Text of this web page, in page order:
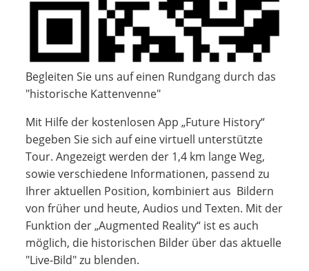
Begleiten Sie uns auf einen Rundgang durch das
"historische Kattenvenne"
Mit Hilfe der kostenlosen App „Future History“
begeben Sie sich auf eine virtuell unterstützte
Tour. Angezeigt werden der 1,4 km lange Weg,
sowie verschiedene Informationen, passend zu
Ihrer aktuellen Position, kombiniert aus Bildern
von früher und heute, Audios und Texten. Mit der
Funktion der „Augmented Reality“ ist es auch
möglich, die historischen Bilder über das aktuelle
"Live-Bild" zu blenden.